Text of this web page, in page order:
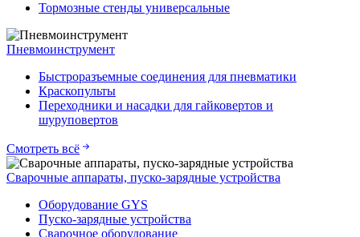
Тормозные стенды универсальные
Пневмоинструмент
Быстроразъемные соединения для пневматики
Краскопульты
Переходники и насадки для гайковертов и
шуруповертов
Смотреть всё
Сварочные аппараты, пуско-зарядные устройства
Оборудование GYS
Пуско-зарядные устройства
Сварочное оборудование